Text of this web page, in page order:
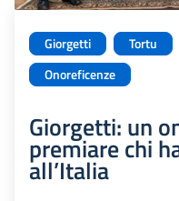
Giorgetti
Tortu
Onoreficenze
Giorgetti: un
premiare chi
all’Italia